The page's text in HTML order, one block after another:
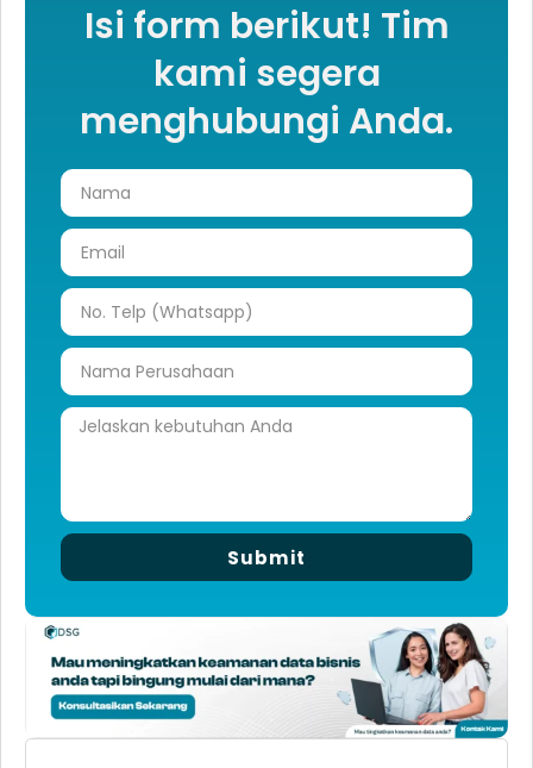
Isi form berikut! Tim
kami segera
menghubungi Anda.
Submit